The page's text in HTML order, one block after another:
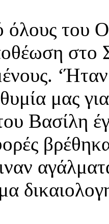
του
στο
μας
Βασίλη